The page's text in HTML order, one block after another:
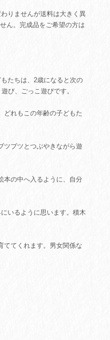
りませんが送料は大きく異
ん。完成品をご希望の方は
たちは、2歳になると次の
び、ごっこ遊びです。
どれもこの年齢の子どもた
ツブツとつぶやきながら遊
本の中へ入るように、自分
いるように思います。積木
ててくれます。男女関係な